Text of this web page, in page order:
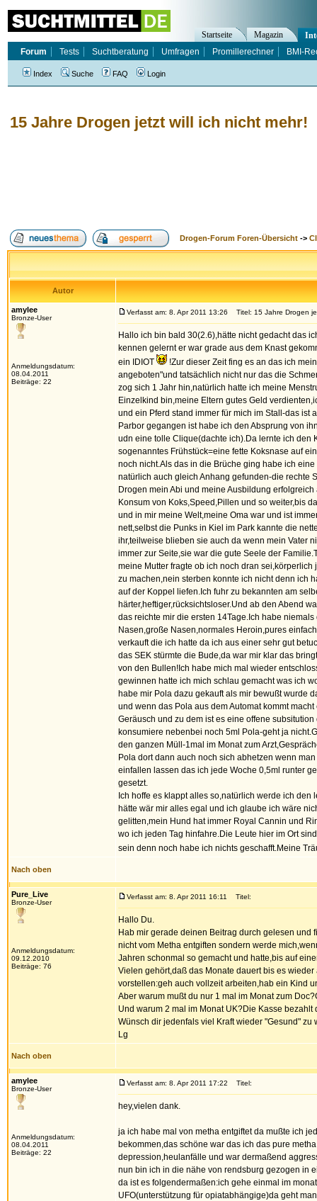
15 Jahre Drogen jetzt will ich nicht mehr!
Drogen-Forum Foren-Übersicht ->
Autor
amylee
Bronze-User
Anmeldungsdatum:
08.04.2011
Beiträge: 22
Verfasst am: 8. Apr 2011 13:26 Titel: 15 Jahre Drogen
Hallo ich bin bald 30(2.6),hätte nicht gedacht das
kennen gelernt er war grade aus dem Knast
ein IDIOT
!Zur dieser Zeit fing es an das ich
angeboten"und tatsächlich nicht nur das die
zog sich 1 Jahr hin,natürlich hatte ich meine
Einzelkind bin,meine Eltern gutes Geld
und ein Pferd stand immer für mich im Stall-das ist
Parbor gegangen ist habe ich den Absprung von
udn eine tolle Clique(dachte ich).Da lernte ich den
sogenanntes Frühstück=eine fette Koksnase auf
noch nicht.Als das in die Brüche ging habe ich
natürlich auch gleich Anhang gefunden-die rechte
Drogen mein Abi und meine Ausbildung
Konsum von Koks,Speed,Pillen und so weiter,bis
und in mir meine Welt,meine Oma war und ist
nett,selbst die Punks in Kiel im Park kannte die
ihr,teilweise blieben sie auch da wenn mein Vater
immer zur Seite,sie war die gute Seele der
meine Mutter fragte ob ich noch dran
zu machen,nein sterben konnte ich nicht denn ich
auf der Koppel liefen.Ich fuhr zu bekannten am
härter,heftiger,rücksichtsloser.Und ab den Abend
das reichte mir die ersten 14Tage.Ich habe
Nasen,große Nasen,normales Heroin,pures
verkauft die ich hatte da ich aus einer sehr gut
das SEK stürmte die Bude,da war mir klar das
von den Bullen!Ich habe mich mal wieder
gewinnen hatte ich mich schlau gemacht was ich
habe mir Pola dazu gekauft als mir bewußt wurde
und wenn das Pola aus dem Automat kommt
Geräusch und zu dem ist es eine offene
konsumiere nebenbei noch 5ml Pola-geht ja
den ganzen Müll-1mal im Monat zum
Pola dort dann auch noch sich abhetzen wenn
einfallen lassen das ich jede Woche 0,5ml runter
gesetzt.
Ich hoffe es klappt alles so,natürlich werde ich
hätte wär mir alles egal und ich glaube ich wäre
gelitten,mein Hund hat immer Royal Cannin und
wo ich jeden Tag hinfahre.Die Leute hier im Ort
sein denn noch habe ich nichts geschafft.Meine
Nach oben
Pure_Live
Bronze-User
Anmeldungsdatum:
09.12.2010
Beiträge: 76
Verfasst am: 8. Apr 2011 16:11 Titel:
Hallo Du.
Hab mir gerade deinen Beitrag durch gelesen
nicht vom Metha entgiften sondern werde
Jahren schonmal so gemacht und hatte,bis auf
Vielen gehört,daß das Monate dauert bis es
vorstellen:geh auch vollzeit arbeiten,hab ein Kind
Aber warum mußt du nur 1 mal im Monat zum
Und warum 2 mal im Monat UK?Die Kasse bezahlt
Wünsch dir jedenfals viel Kraft wieder "Gesund"
Lg
Nach oben
amylee
Bronze-User
Anmeldungsdatum:
08.04.2011
Beiträge: 22
Verfasst am: 8. Apr 2011 17:22 Titel:
hey,vielen dank.
ja ich habe mal von metha entgiftet da mußte ich
bekommen,das schöne war das ich das pure
depression,heulanfälle und war dermaßend
nun bin ich in die nähe von rendsburg gezogen in
da ist es folgendermaßen:ich gehe einmal im
UFO(unterstützung für opiatabhängige)da geht
Startseite Magazin
Forum
Tests Suchtberatung Umfragen Promillerechner BMI-
Index Suche FAQ Login